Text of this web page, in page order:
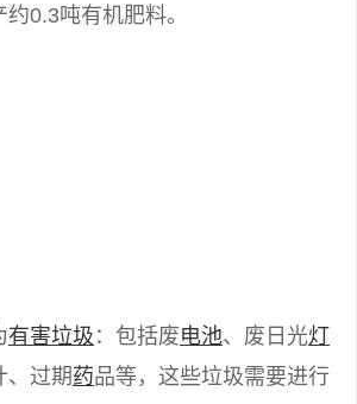
0.3吨有机肥料。
有害垃圾 ：包括废电池、废日光灯
、过期药品等，这些垃圾需要进行